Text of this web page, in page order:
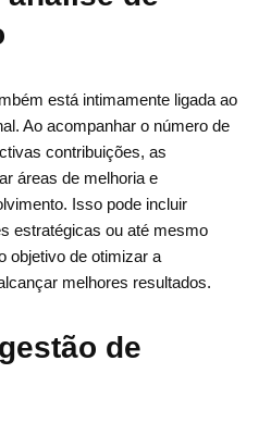
está intimamente ligada ao
Ao acompanhar o número de
contribuições, as
áreas de melhoria e
Isso pode incluir
estratégicas ou até mesmo
objetivo de otimizar a
melhores resultados.
de